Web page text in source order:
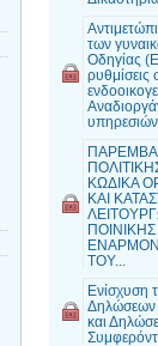
των
Οδηγίας
ρυθμίσεις
ΚΩΔΙΚΑ
ΚΑΙ
ΤΟΥ...
Ενίσχυση
Δηλώσεων
και